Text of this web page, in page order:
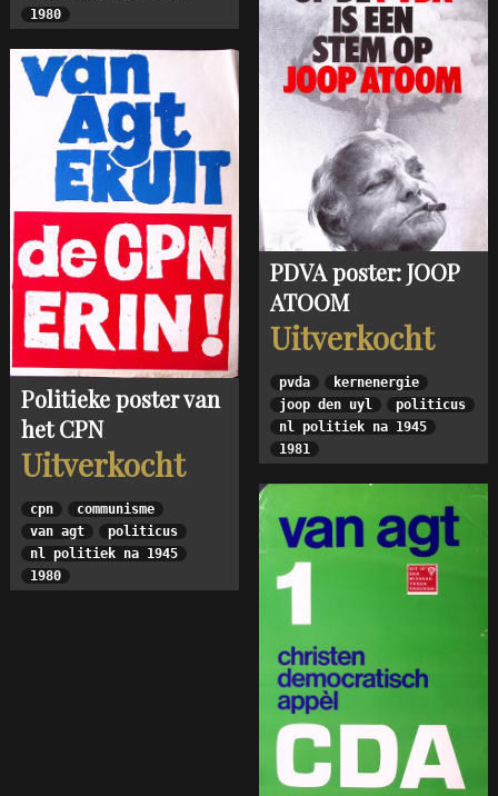
1980
PDVA poster: JOOP
ATOOM
Uitverkocht
pvda
kernenergie
joop den uyl
politicus
nl politiek na 1945
1981
Politieke poster van
het CPN
Uitverkocht
cpn
communisme
van agt
politicus
nl politiek na 1945
1980